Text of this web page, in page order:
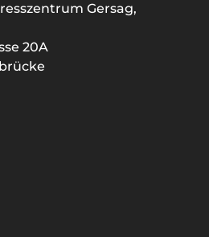
Gersag,
20A